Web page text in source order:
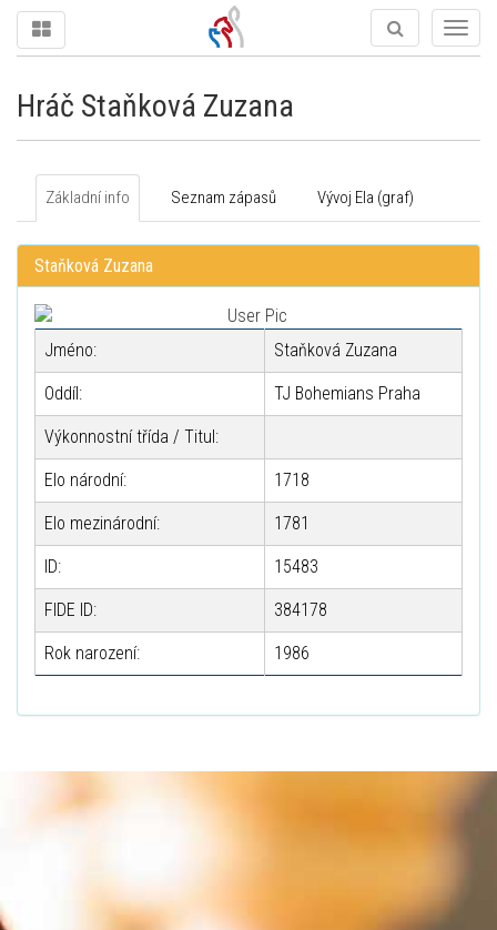
Hráč Staňková Zuzana
Základní info Seznam zápasů Vývoj Ela (graf)
Staňková Zuzana
Jméno: Staňková Zuzana
Oddíl: TJ Bohemians Praha
Výkonnostní třída / Titul:
Elo národní: 1718
Elo mezinárodní: 1781
ID: 15483
FIDE ID: 384178
Rok narození: 1986